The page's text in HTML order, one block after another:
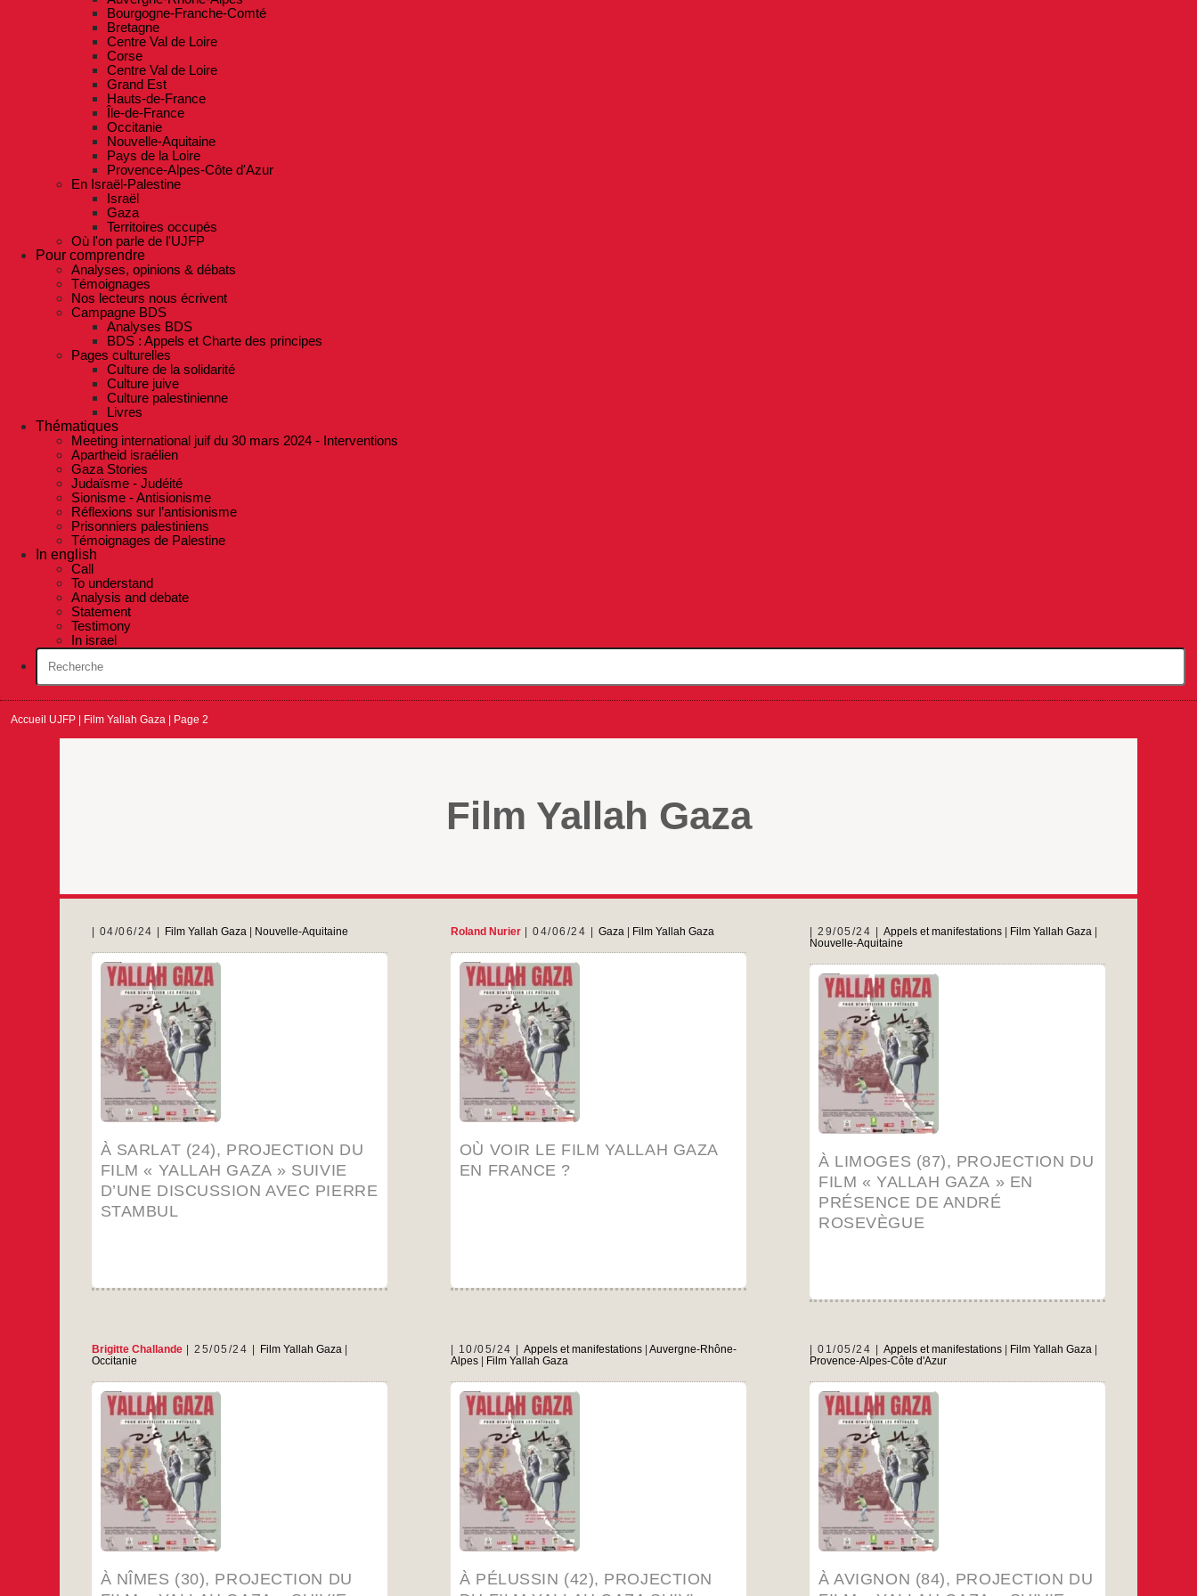
Bourgogne-Franche-Comté
Bretagne
Centre Val de Loire
Corse
Centre Val de Loire
Grand Est
Hauts-de-France
Île-de-France
Occitanie
Nouvelle-Aquitaine
Pays de la Loire
Provence-Alpes-Côte d'Azur
En Israël-Palestine
Israël
Gaza
Territoires occupés
Où l'on parle de l'UJFP
Pour comprendre
Analyses, opinions & débats
Témoignages
Nos lecteurs nous écrivent
Campagne BDS
Analyses BDS
BDS : Appels et Charte des principes
Pages culturelles
Culture de la solidarité
Culture juive
Culture palestinienne
Livres
Thématiques
Meeting international juif du 30 mars 2024 - Interventions
Apartheid israélien
Gaza Stories
Judaïsme - Judéité
Sionisme - Antisionisme
Réflexions sur l’antisionisme
Prisonniers palestiniens
Témoignages de Palestine
In english
Call
To understand
Analysis and debate
Statement
Testimony
In israel
Accueil UJFP Film Yallah Gaza Page 2
Film Yallah Gaza
04/06/24 Film Yallah Gaza Nouvelle-Aquitaine
À SARLAT (24), PROJECTION DU
FILM « YALLAH GAZA » SUIVIE
D’UNE DISCUSSION AVEC PIERRE
STAMBUL
Mardi 18 juin à 20h30 Au Cinéma Le Rex
Roland Nurier 04/06/24 Gaza Film Yallah Gaza
OÙ VOIR LE FILM YALLAH GAZA
EN FRANCE ?
Merci pour vos soutiens, pour votre « bouche à
oreille », pour vos encouragements. YALLAH
GAZA pour rendre leur humanité au peuple de
Gaza, pour que le génocide cesse, et que les
criminels de guerre soient condamnés.
Sélection médias : 4 étoiles (du public) sur
allociné : https://www.allocine.fr/film/fichefilm-
314102/critiques/spectateurs/ « Une ode à la
YALLAH
29/05/24 Appels et manifestations| Film Yallah Gaza
Nouvelle-Aquitaine
À LIMOGES (87), PROJECTION DU
FILM « YALLAH GAZA » EN
PRÉSENCE DE ANDRÉ
ROSEVÈGUE
MARDI 4 JUIN à 20 h 30Cinéma Le Lido –
Brigitte Challande 25/05/24 Film Yallah Gaza
Occitanie
À NÎMES (30), PROJECTION DU
Au cinéma Le Sémaphore Le mardi 11 juin à
10/05/24 Appels et manifestations |Auvergne-Rhône-
Alpes| Film Yallah Gaza
À PÉLUSSIN (42), PROJECTION
Jeudi 6 juin à 20h au Ciné Pilat Infos :
01/05/24 Appels et manifestations| Film Yallah Gaza
Provence-Alpes-Côte d'Azur
À AVIGNON (84), PROJECTION DU
Vendredi 24 mai 20h30 au cinéma Utopia